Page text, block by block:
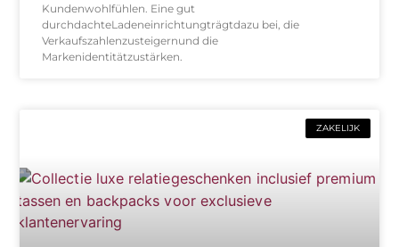
Kundenwohlfühlen. Eine gut
durchdachteLadeneinrichtungträgtdazu bei, die
Verkaufszahlenzusteigernund die
Markenidentitätzustärken.
ZAKELIJK